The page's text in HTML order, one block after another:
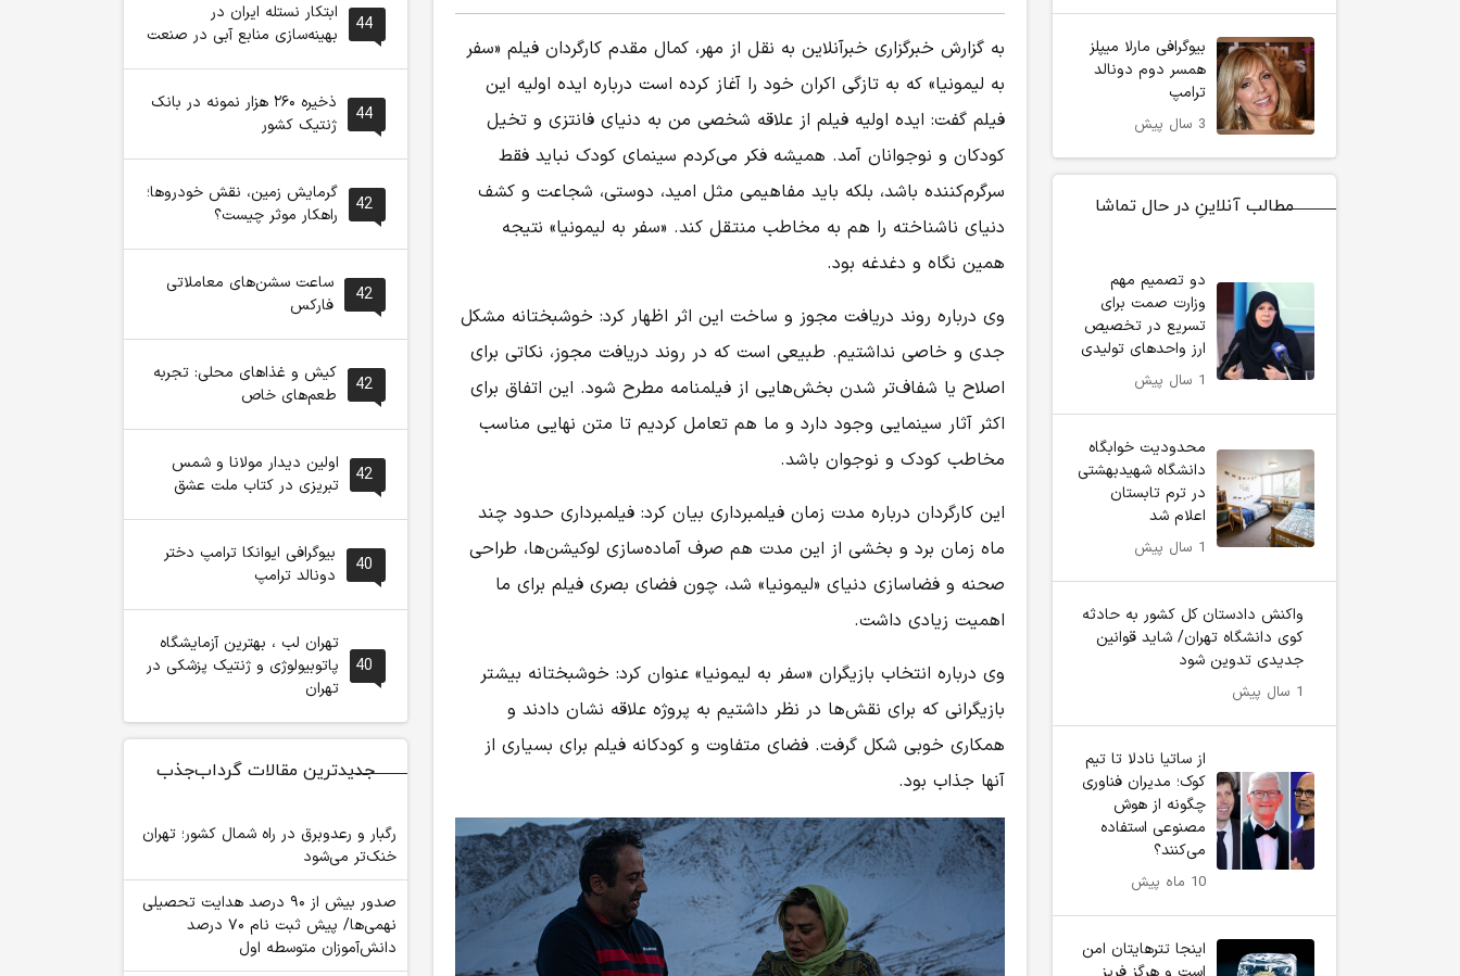
بیوگرافی مارلا میپلز
همسر دوم دونالد
ترامپ
3 سال پیش
مطالب آنلاینِ در حال تماشا
دو تصمیم مهم
وزارت صمت برای
تسریع در تخصیص
ارز واحد‌های تولیدی
1 سال پیش
محدودیت خوابگاه
دانشگاه شهیدبهشتی
در ترم تابستان
اعلام شد
1 سال پیش
واکنش دادستان کل کشور به حادثه
کوی دانشگاه تهران/ شاید قوانین
جدیدی تدوین شود
1 سال پیش
از ساتیا نادلا تا تیم
کوک؛ مدیران فناوری
چگونه از هوش
مصنوعی استفاده
می‌کنند؟
10 ماه پیش
اینجا تترهایتان امن
به گزارش خبرگزاری خبرآنلاین به نقل از مهر، کمال مقدم کارگردان فیلم «سفر
به لیمونیا» که به تازگی اکران خود را آغاز کرده است درباره ایده اولیه این
فیلم گفت: ایده اولیه فیلم از علاقه شخصی من به دنیای فانتزی و تخیل
کودکان و نوجوانان آمد. همیشه فکر می‌کردم سینمای کودک نباید فقط
سرگرم‌کننده باشد، بلکه باید مفاهیمی مثل امید، دوستی، شجاعت و کشف
دنیای ناشناخته را هم به مخاطب منتقل کند. «سفر به لیمونیا» نتیجه
همین نگاه و دغدغه بود.
وی درباره روند دریافت مجوز و ساخت این اثر اظهار کرد: خوشبختانه مشکل
جدی و خاصی نداشتیم. طبیعی است که در روند دریافت مجوز، نکاتی برای
اصلاح یا شفاف‌تر شدن بخش‌هایی از فیلمنامه مطرح شود. این اتفاق برای
اکثر آثار سینمایی وجود دارد و ما هم تعامل کردیم تا متن نهایی مناسب
مخاطب کودک و نوجوان باشد.
این کارگردان درباره مدت زمان فیلمبرداری بیان کرد: فیلمبرداری حدود چند
ماه زمان برد و بخشی از این مدت هم صرف آماده‌سازی لوکیشن‌ها، طراحی
صحنه و فضاسازی دنیای «لیمونیا» شد، چون فضای بصری فیلم برای ما
اهمیت زیادی داشت.
وی درباره انتخاب بازیگران «سفر به لیمونیا» عنوان کرد: خوشبختانه بیشتر
بازیگرانی که برای نقش‌ها در نظر داشتیم به پروژه علاقه نشان دادند و
همکاری خوبی شکل گرفت. فضای متفاوت و کودکانه فیلم برای بسیاری از
آنها جذاب بود.
44
ابتکار نستله ایران در
بهینه‌سازی منابع آبی در صنعت
44
ذخیره ۲۶۰ هزار نمونه در بانک
ژنتیک کشور
42
گرمایش زمین، نقش خودروها؛
راهکار موثر چیست؟
42
ساعت سشن‌های معاملاتی
فارکس
42
کیش و غذاهای محلی: تجربه
طعم‌های خاص
42
اولین دیدار مولانا و شمس
تبریزی در کتاب ملت عشق
40
بیوگرافی ایوانکا ترامپ دختر
دونالد ترامپ
40
تهران لب ، بهترین آزمایشگاه
پاتوبیولوژی و ژنتیک پزشکی در
تهران
جدیدترین مقالات گرداب‌جذب
رگبار و رعدوبرق در راه شمال کشور؛ تهران
خنک‌تر می‌شود
صدور بیش از ۹۰ درصد هدایت تحصیلی
نهمی‌ها/ پیش ثبت نام ۷۰ درصد
دانش‌آموزان متوسطه اول